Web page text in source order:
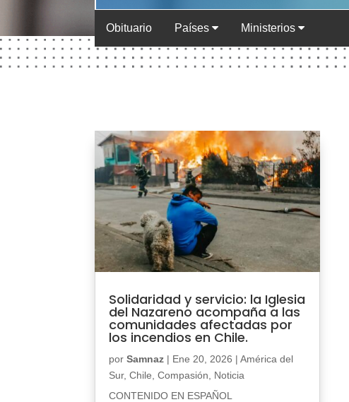
Obituario Países Ministerios
Solidaridad y servicio: la Iglesia
del Nazareno acompaña a las
comunidades afectadas por
los incendios en Chile.
porSamnaz | Ene 20, 2026 |América del
Sur,Chile ,Compasión
Noticia
CONTENIDO EN ESPAÑOL